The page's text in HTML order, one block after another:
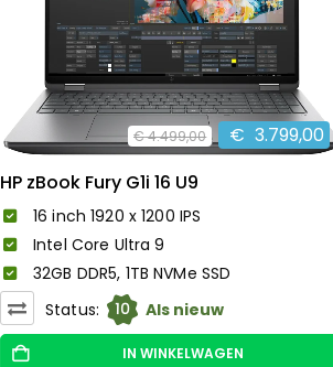
€4.499,00 € 3.799,00
HP zBook Fury G1i 16 U9
16 inch 1920 x 1200 IPS
Intel Core Ultra 9
32GB DDR5, 1TB NVMe SSD
Status:
10 Als nieuw
IN WINKELWAGEN